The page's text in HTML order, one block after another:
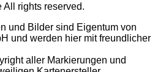
rights reserved.
und Bilder sind Eigentum von
und werden hier mit freundlicher
aller Markierungen und